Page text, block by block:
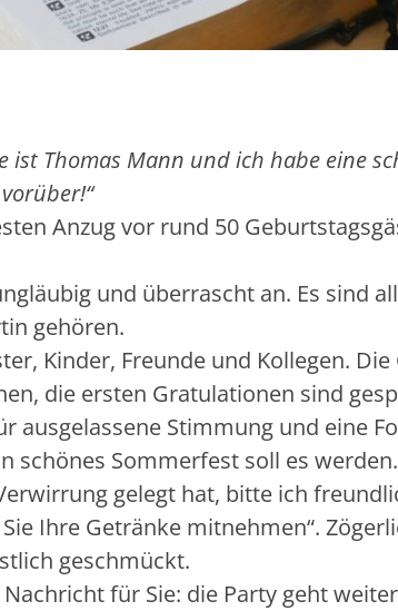
ist Thomas Mann und ich habe eine
Anzug vor rund 50
und überrascht an. Es sind
gehören.
Kinder, Freunde und Kollegen.
die ersten Gratulationen sind
ausgelassene Stimmung und eine
schönes Sommerfest soll es werden.
gelegt hat, bitte ich
Ihre Getränke mitnehmen“.
geschmückt.
für Sie: die Party geht